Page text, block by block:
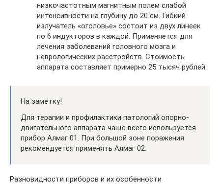
низкочастотным магнитным полем слабой
интенсивности на глубину до 20 см. Гибкий
излучатель «оголовье» состоит из двух линеек
по 6 индукторов в каждой. Применяется для
лечения заболеваний головного мозга и
неврологических расстройств. Стоимость
аппарата составляет примерно 25 тысяч рублей.
На заметку!
Для терапии и профилактики патологий опорно-
двигательного аппарата чаще всего используется
прибор Алмаг 01. При большой зоне поражения
рекомендуется применять Алмаг 02.
Разновидности приборов и их особенности